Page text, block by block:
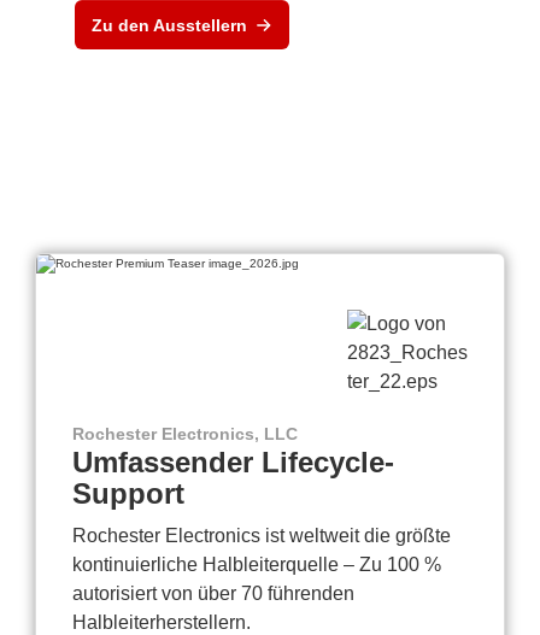
Zu den Ausstellern
Rochester Electronics, LLC
Umfassender Lifecycle-
Support
Rochester Electronics ist weltweit die größte
kontinuierliche Halbleiterquelle – Zu 100 %
autorisiert von über 70 führenden
Halbleiterherstellern.